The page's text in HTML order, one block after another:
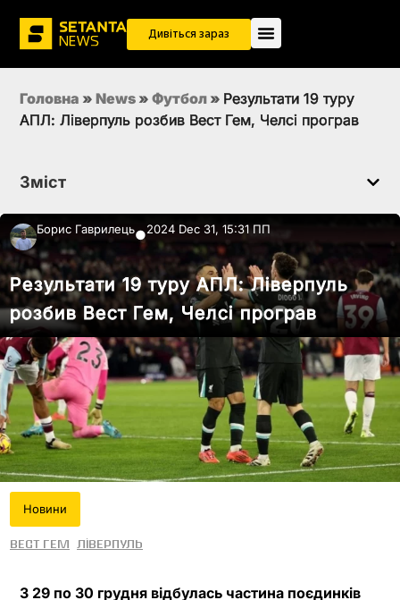
Дивіться зараз
Головна » News » Футбол » Результати 19 туру
АПЛ: Ліверпуль розбив Вест Гем, Челсі програв
Зміст
Борис Гаврилець●2024 Dec 31, 15:31 ПП
Результати 19 туру АПЛ: Ліверпуль
розбив Вест Гем, Челсі програв
Новини
Вест Гем Ліверпуль
З 29 по 30 грудня відбулась частина поєдинків